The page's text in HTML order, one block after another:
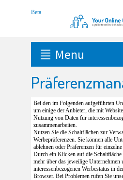
Menu
Bei den im Folgenden aufgeführten
um einige der Anbieter, die mit
Nutzung von Daten für
zusammenarbeiten.
Nutzen Sie die Schaltflächen zur
Werbepräferenzen. Sie können alle
ablehnen oder Präferenzen für
Durch ein Klicken auf die Schaltfläche
mehr über das jeweilige Unternehmen
interessenbezogenen Werbestatus in
Browser. Bei Problemen rufen Sie